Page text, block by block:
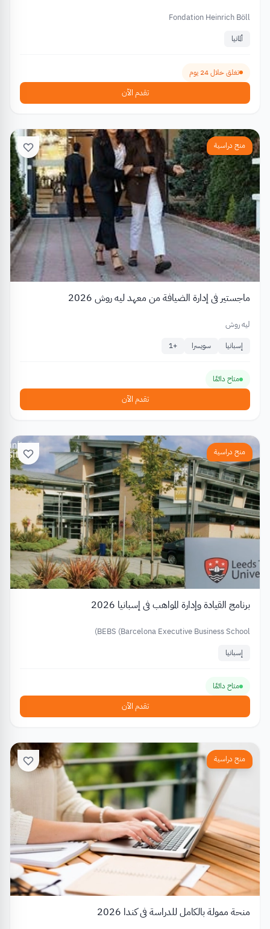
Fondation Heinrich Böll
ألمانيا
تغلق خلال 24 يوم
تقدم الآن
منح دراسية
ماجستير في إدارة الضيافة من معهد ليه روش 2026
ليه روش
إسبانيا سويسرا +
1
متاح دائمًا
تقدم الآن
منح دراسية
برنامج القيادة وإدارة المواهب في إسبانيا 2026
BEBS (Barcelona Executive Business School)
إسبانيا
متاح دائمًا
تقدم الآن
منح دراسية
منحة ممولة بالكامل للدراسة في كندا 2026